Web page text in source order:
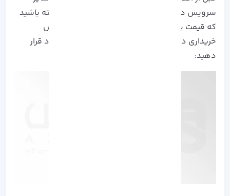
سرویس دهنده ها مقایسه کنید. البته توجه داشته باشید
که قیمت به صرفه در کنار کیفیت بالا است که ارزش
خریداری دارد. کیفیت خدمات را در اولویت اول خود قرار
دهید: